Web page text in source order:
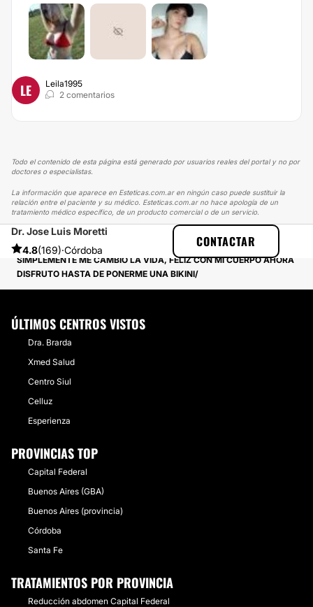
LE
Leila1995
2 comentarios
Todo el contenido de esta página está generado por usuarios reales del portal y no por
doctores o especialistas.
La información que aparece en Esteticas.com.ar en ningún caso puede sustituir la
relación entre el paciente y su médico. Esteticas.com.ar no hace apología de un
tratamiento médico específico, de un producto comercial o de un servicio.
Dr. Jose Luis Moretti
4.8(169)·Córdoba
CONTACTAR
ESTETICAS
EXPERIENCIAS
EXPERIENCIAS SOBRE ABDOMINOPLASTÍA
SIMPLEMENTE ME CAMBIO LA VIDA, FELIZ CON MÍ CUERPO AHORA
DISFRUTO HASTA DE PONERME UNA BIKINI
ÚLTIMOS CENTROS VISTOS
Dra. Brarda
Xmed Salud
Centro Siul
Celluz
Esperienza
PROVINCIAS TOP
Capital Federal
Buenos Aires (GBA)
Buenos Aires (provincia)
Córdoba
Santa Fe
TRATAMIENTOS POR PROVINCIA
Reducción abdomen Capital Federal